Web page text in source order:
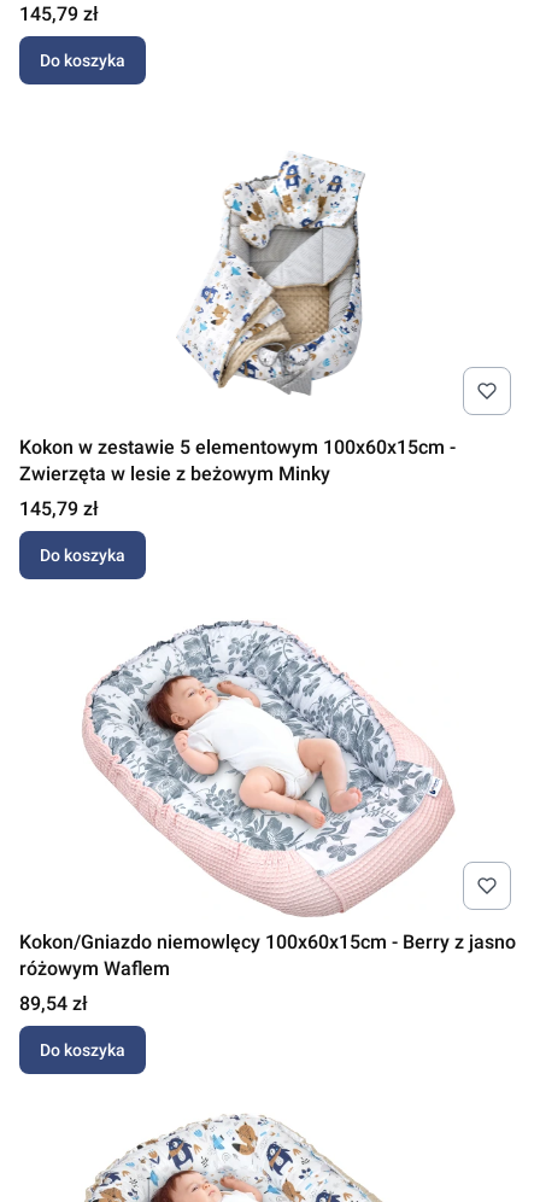
Cena
145,79 zł
Do koszyka
Kokon w zestawie 5 elementowym 100x60x15cm -
Zwierzęta w lesie z beżowym Minky
Cena
145,79 zł
Do koszyka
Kokon/Gniazdo niemowlęcy 100x60x15cm - Berry z jasno
różowym Waflem
Cena
89,54 zł
Do koszyka